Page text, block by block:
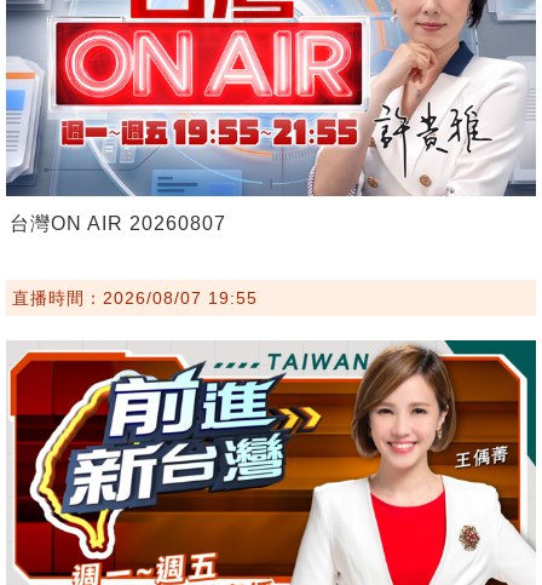
台灣ON AIR 20260807
直播時間：2026/08/07 19:55